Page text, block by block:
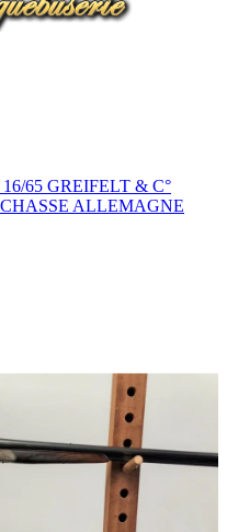
65 GREIFELT & C°
ALLEMAGNE